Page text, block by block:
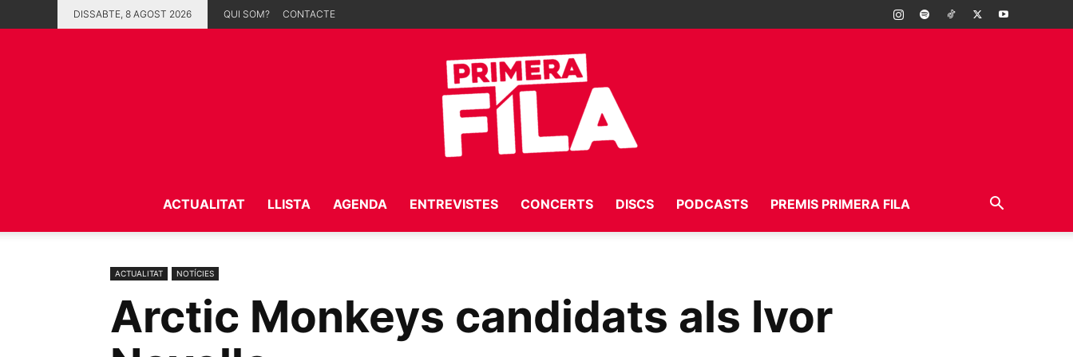
DISSABTE, 8 AGOST 2026 QUI SOM? CONTACTE
Fila
ACTUALITAT LLISTA AGENDA ENTREVISTES CONCERTS DISCS PODCASTS PREMIS PRIMERA FILA
ACTUALITAT NOTÍCIES
Arctic Monkeys candidats als Ivor